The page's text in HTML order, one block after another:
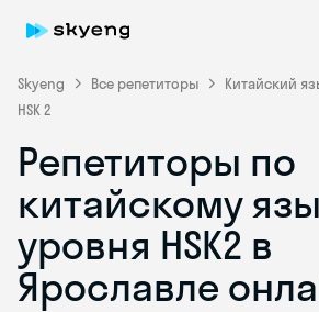
Skyeng Все репетиторы Китайский
HSK 2
Репетиторы по
китайскому
уровня HSK2 в
Ярославле
Skyeng Chat